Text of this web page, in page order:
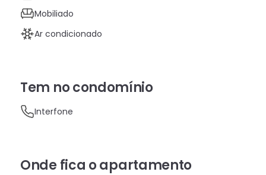
Mobiliado
Ar condicionado
Tem no condomínio
Interfone
Onde fica o apartamento